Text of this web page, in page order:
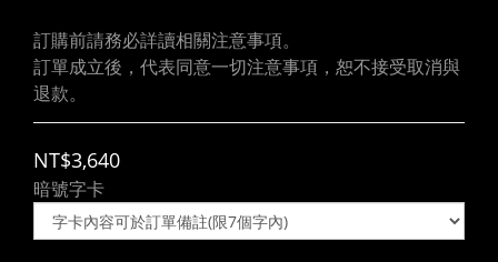
訂購前請務必詳讀相關注意事項。
訂單成立後，代表同意一切注意事項，恕不接受取消與
退款。
NT$3,640
暗號字卡